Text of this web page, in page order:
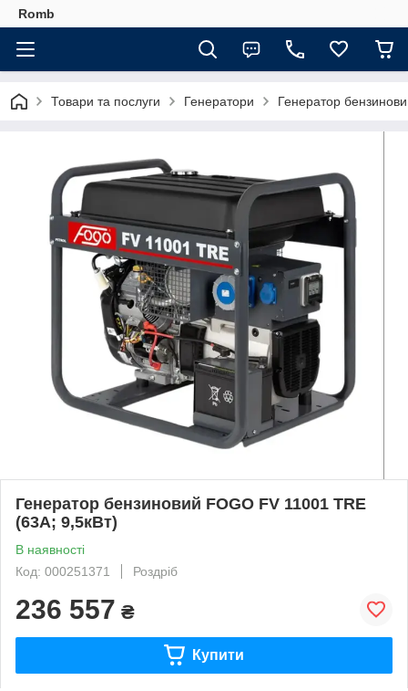
Romb
Товари та послуги Генератори Генератор
Генератор бензиновий FOGO FV 11001 TRE
(63А; 9,5кВт)
В наявності
Код: 000251371
Роздріб
236 557 ₴
Купити